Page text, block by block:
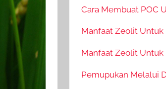
Cara Membuat POC
Manfaat Zeolit Untuk
Manfaat Zeolit Untuk
Pemupukan Melalui